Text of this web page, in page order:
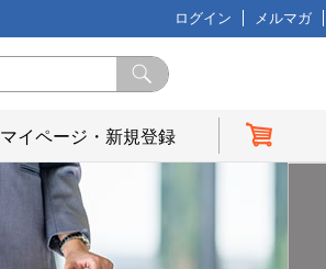
ログイン メルマガ
マイページ・新規登録